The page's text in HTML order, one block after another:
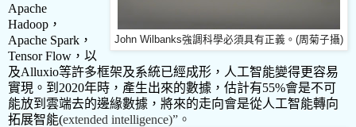
John Wilbanks強調科學必須具有正義。(周菊子攝)
Apache
Hadoop ，
Apache Spark ，
Tensor Flow ，以
及Alluxio等許多框架及系統已經成形，人工智能變得更容易
實現。到 2020年時，產生出來的數據，估計有55%會是不可
能放到雲端去的邊緣數據，將來的走向會是從人工智能轉向
拓展智能(extended intelligence)” 。